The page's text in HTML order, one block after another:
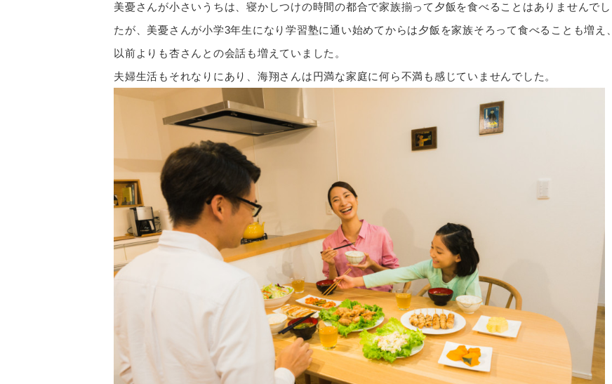
美憂さんが小さいうちは、寝かしつけの時間の都合で家族揃って夕飯を食べることはありませんでし
たが、美憂さんが小学3年生になり学習塾に通い始めてからは夕飯を家族そろって食べることも増え、
以前よりも杏さんとの会話も増えていました。
夫婦生活もそれなりにあり、海翔さんは円満な家庭に何ら不満も感じていませんでした。